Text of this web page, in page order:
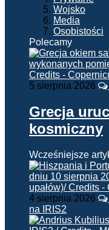
Wojsko
Media
Osobistości
Polecamy
5 sierpnia 2026
Grecja
kosmiczny
Wcześniejsze
4 sierpnia 2026
na IRIS2